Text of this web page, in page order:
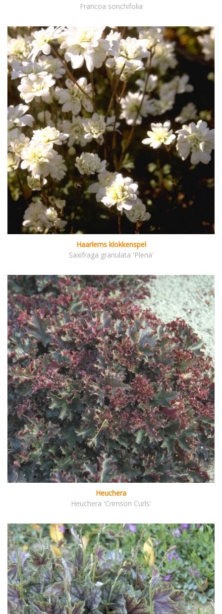
Francoa sonchifolia
Haarlems klokkenspel
Saxifraga granulata 'Plena'
Heuchera
Heuchera 'Crimson Curls'